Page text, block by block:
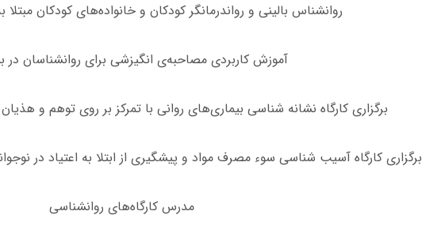
روانشناس بالینی و رواندرمانگر کودکان و خانواده‌های کودکان
آموزش کاربردی مصاحبه‌ی انگیزشی برای روانشناسان در
برگزاری کارگاه نشانه‌ شناسی بیماری‌های روانی با تمرکز بر روی توهم و
برگزاری کارگاه آسیب ‌شناسی سوء‌ مصرف مواد و پیشگیری از ابتلا به اعتیاد در
مدرس کارگاه‌های روانشناسی